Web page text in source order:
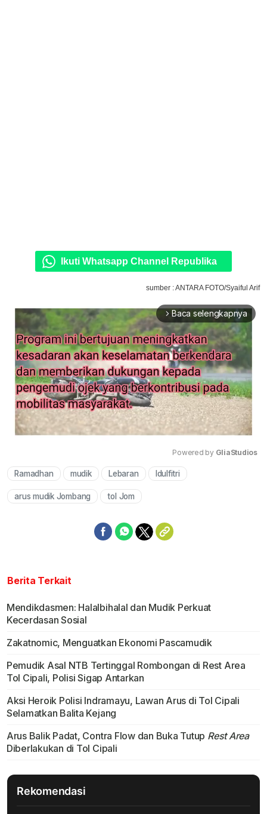
Ikuti Whatsapp Channel Republika
sumber : ANTARA FOTO/Syaiful Arif
arrow_forward_ios Baca selengkapnya
Powered by GliaStudios
Ramadhan mudik Lebaran Idulfitri
arus mudik Jombang tol Jom
Berita Terkait
Mendikdasmen: Halalbihalal dan Mudik Perkuat
Kecerdasan Sosial
Zakatnomic, Menguatkan Ekonomi Pascamudik
Pemudik Asal NTB Tertinggal Rombongan di Rest Area
Tol Cipali, Polisi Sigap Antarkan
Aksi Heroik Polisi Indramayu, Lawan Arus di Tol Cipali
Selamatkan Balita Kejang
Arus Balik Padat, Contra Flow dan Buka Tutup Rest Area
Diberlakukan di Tol Cipali
Rekomendasi